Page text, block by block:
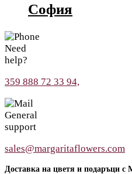
София
Need
help?
359 888 72 33 94,
General
support
sales@margaritaflowers.com
Доставка на цветя и подаръци с